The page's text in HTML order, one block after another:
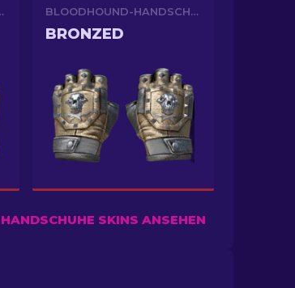
BLOODHOUND-HANDSCHUHE
BRONZED
SKINS ANSEHEN